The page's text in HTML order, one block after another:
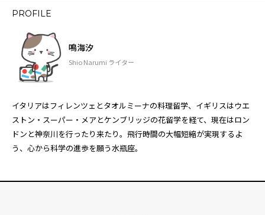
PROFILE
鳴海汐
Shio Narumi ライター
イタリアはフィレンツェとタオルミーナの料理留学、イギリスはウエ
ストン・スーパー・メアとケンブリッジの花留学を経て、現在はロン
ドンと神奈川を行ったり来たり。飛行時間の大幅短縮が実現するよ
う、心から科学の進歩を願う水瓶座。